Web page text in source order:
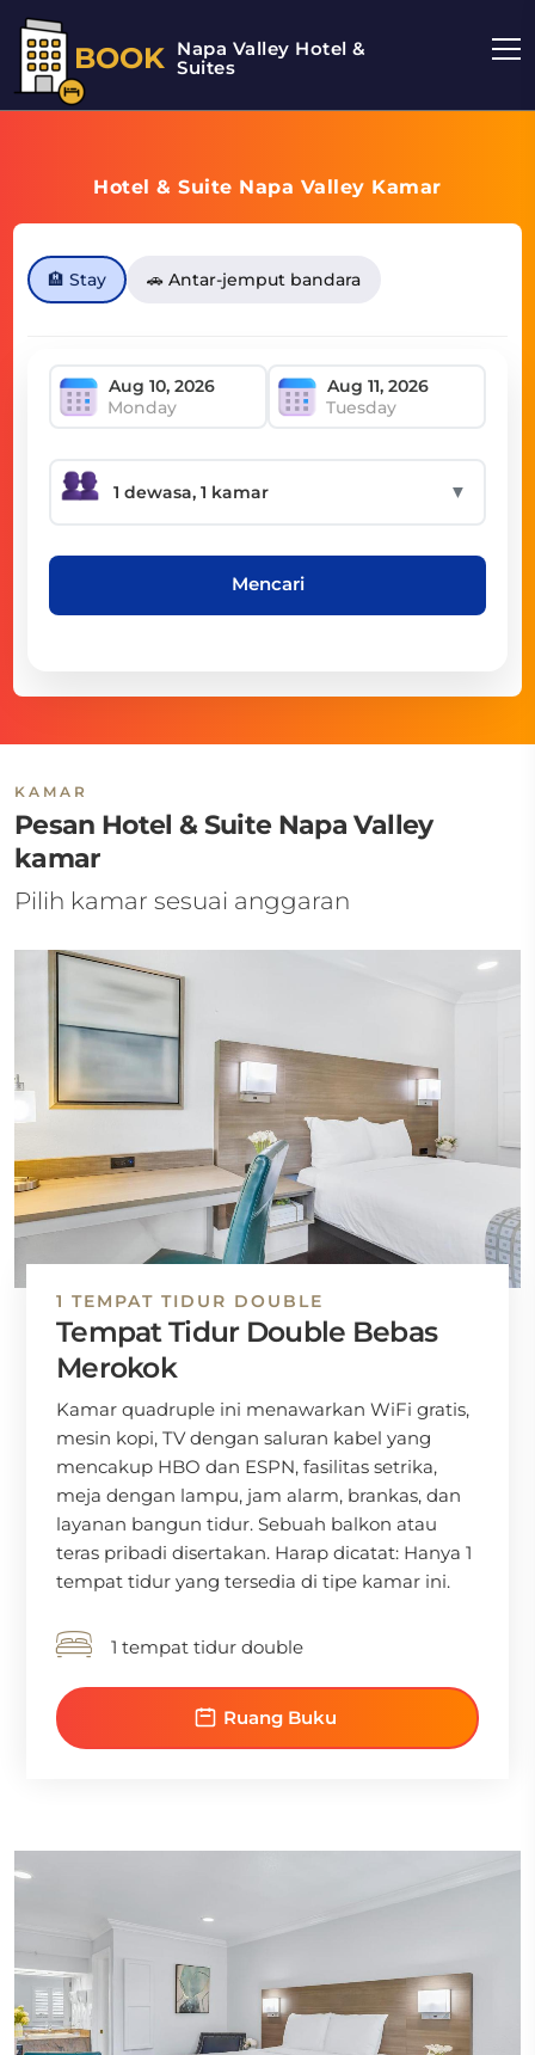
BOOK Napa Valley Hotel &
Suites
Hotel & Suite Napa Valley Kamar
🏨 Stay 🚗 Antar-jemput bandara
Monday Tuesday
▼
Mencari
KAMAR
Pesan Hotel & Suite Napa Valley
kamar
Pilih kamar sesuai anggaran
1 TEMPAT TIDUR DOUBLE
Tempat Tidur Double Bebas
Merokok
Kamar quadruple ini menawarkan WiFi gratis,
mesin kopi, TV dengan saluran kabel yang
mencakup HBO dan ESPN, fasilitas setrika,
meja dengan lampu, jam alarm, brankas, dan
layanan bangun tidur. Sebuah balkon atau
teras pribadi disertakan. Harap dicatat: Hanya 1
tempat tidur yang tersedia di tipe kamar ini.
1 tempat tidur double
Ruang Buku